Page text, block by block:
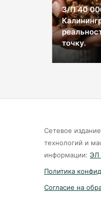
З/П 40
точку.
Сетевое
технологий и
информации: ЭЛ
Политика
Согласие на